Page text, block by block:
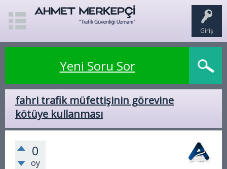
Giriş
Yeni Soru Sor
fahri trafik müfettişinin görevine
kötüye kullanması
0
oy